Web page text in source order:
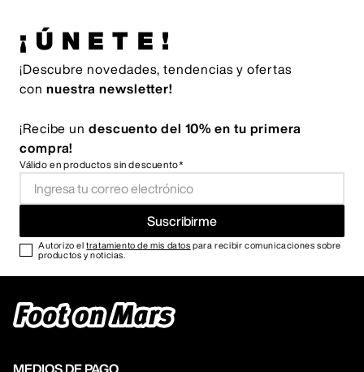
¡ÚNETE!
¡Descubre novedades, tendencias y ofertas
con nuestra newsletter!
¡Recibe un descuento del 10% en tu primera
compra!
Válido en productos sin descuento*
Suscribirme
Autorizo eltratamiento de mis datos para recibir comunicaciones sobre
productos y noticias.
MEDIOS DE PAGO